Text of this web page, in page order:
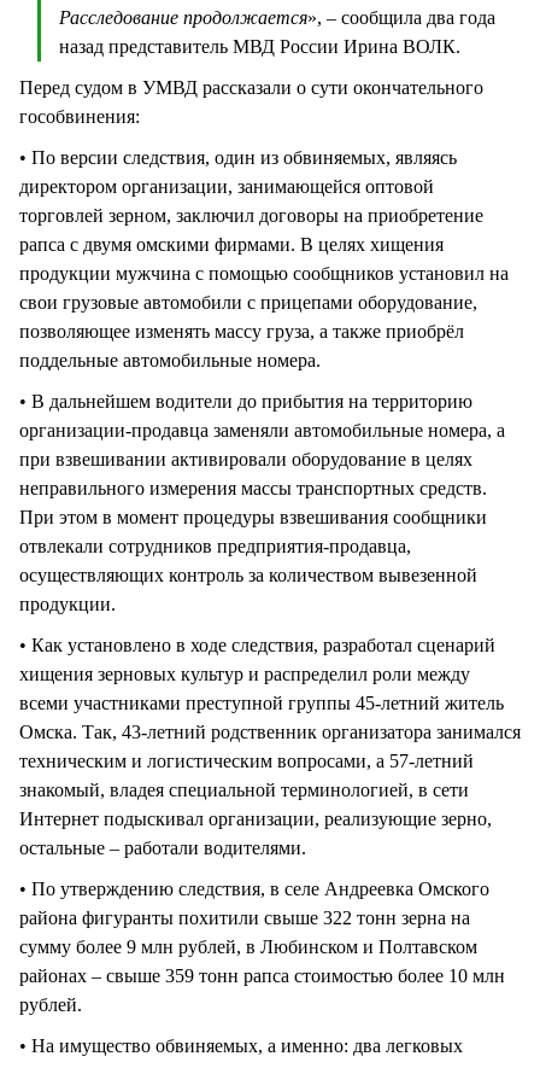
Расследование продолжается», – сообщила два года
назад представитель МВД России Ирина ВОЛК.
Перед судом в УМВД рассказали о сути окончательного
гособвинения:
• По версии следствия, один из обвиняемых, являясь
директором организации, занимающейся оптовой
торговлей зерном, заключил договоры на приобретение
рапса с двумя омскими фирмами. В целях хищения
продукции мужчина с помощью сообщников установил на
свои грузовые автомобили с прицепами оборудование,
позволяющее изменять массу груза, а также приобрёл
поддельные автомобильные номера.
• В дальнейшем водители до прибытия на территорию
организации-продавца заменяли автомобильные номера, а
при взвешивании активировали оборудование в целях
неправильного измерения массы транспортных средств.
При этом в момент процедуры взвешивания сообщники
отвлекали сотрудников предприятия-продавца,
осуществляющих контроль за количеством вывезенной
продукции.
• Как установлено в ходе следствия, разработал сценарий
хищения зерновых культур и распределил роли между
всеми участниками преступной группы 45-летний житель
Омска. Так, 43-летний родственник организатора занимался
техническим и логистическим вопросами, а 57-летний
знакомый, владея специальной терминологией, в сети
Интернет подыскивал организации, реализующие зерно,
остальные – работали водителями.
• По утверждению следствия, в селе Андреевка Омского
района фигуранты похитили свыше 322 тонн зерна на
сумму более 9 млн рублей, в Любинском и Полтавском
районах – свыше 359 тонн рапса стоимостью более 10 млн
рублей.
• На имущество обвиняемых, а именно: два легковых